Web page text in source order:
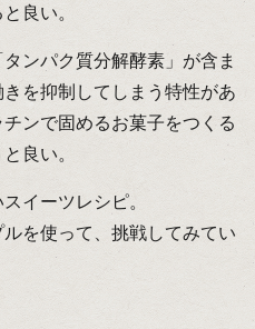
良い。
ンパク質分解酵素」が含ま
を抑制してしまう特性があ
ンで固めるお菓子をつくる
良い。
イーツレシピ。
を使って、挑戦してみてい